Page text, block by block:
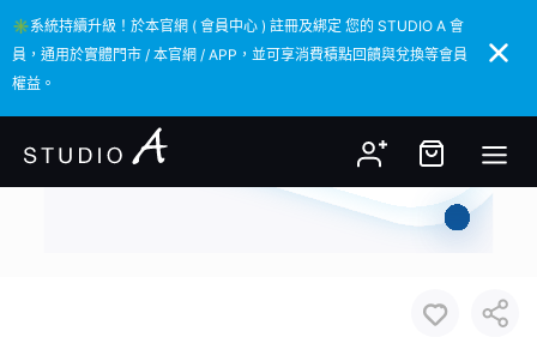
✳️系統持續升級！於本官網 ( 會員中心 ) 註冊及綁定 您的 STUDIO A 會
員，通用於實體門市 / 本官網 / APP，並可享消費積點回饋與兌換等會員
權益。
✳️系統持續升級！於本官網 ( 會員中心 ) 註冊及綁定 您的 STUDIO A 會
員，通用於實體門市 / 本官網 / APP，並可享消費積點回饋與兌換等會員
權益。